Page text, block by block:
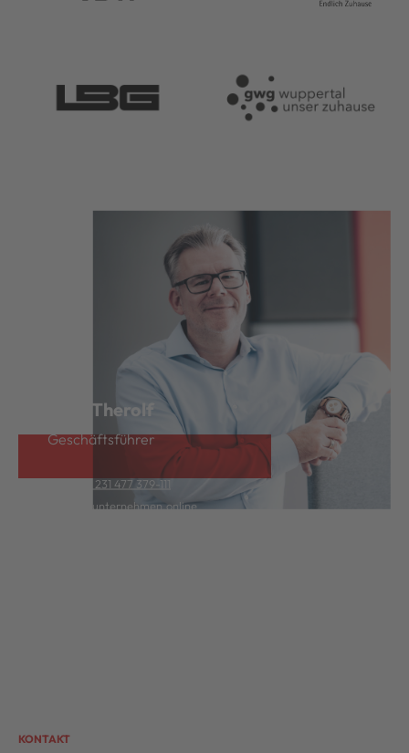
Mike Therolf
Geschäftsführer
T +49(0) 231 477 379-111
therolf@unternehmen.online
KONTAKT